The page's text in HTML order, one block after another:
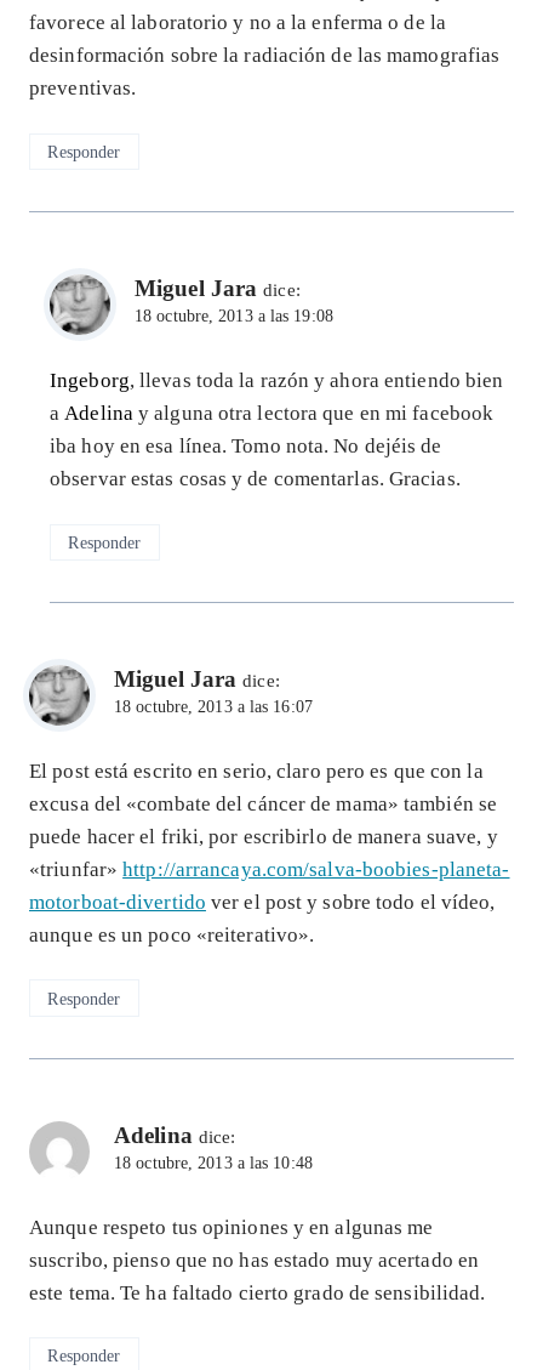
favorece al laboratorio y no a la enferma o de la
desinformación sobre la radiación de las mamografias
preventivas.
Responder
Miguel Jara dice:
18 octubre, 2013 a las 19:08
Ingeborg, llevas toda la razón y ahora entiendo bien
aAdelinay alguna otra lectora que en mi facebook
iba hoy en esa línea. Tomo nota. No dejéis de
observar estas cosas y de comentarlas. Gracias.
Responder
Miguel Jara dice:
18 octubre, 2013 a las 16:07
El post está escrito en serio, claro pero es que con la
excusa del «combate del cáncer de mama» también se
puede hacer el friki, por escribirlo de manera suave, y
«triunfar»http://arrancaya.com/salva-boobies-planeta-
motorboat-divertido ver el post y sobre todo el vídeo,
aunque es un poco «reiterativo».
Responder
Adelina dice:
18 octubre, 2013 a las 10:48
Aunque respeto tus opiniones y en algunas me
suscribo, pienso que no has estado muy acertado en
este tema. Te ha faltado cierto grado de sensibilidad.
Responder